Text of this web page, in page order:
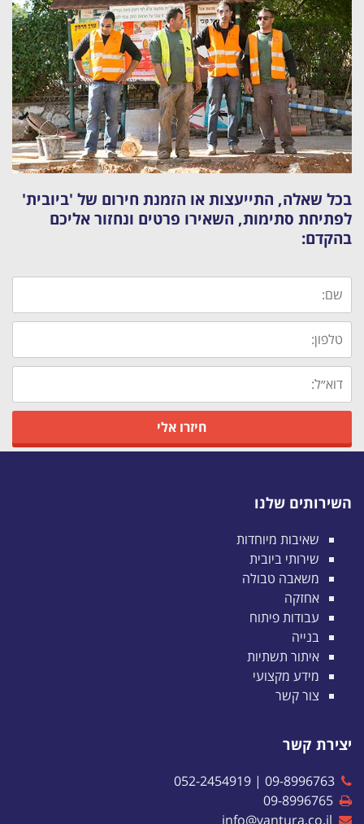
בכל שאלה, התייעצות או הזמנת חירום של 'ביובית'
לפתיחת סתימות, השאירו פרטים ונחזור אליכם
בהקדם:
השירותים שלנו
שאיבות מיוחדות
שירותי ביובית
משאבה טבולה
אחזקה
עבודות פיתוח
בנייה
איתור תשתיות
מידע מקצועי
צור קשר
יצירת קשר
|
052-2454919
09-8996765